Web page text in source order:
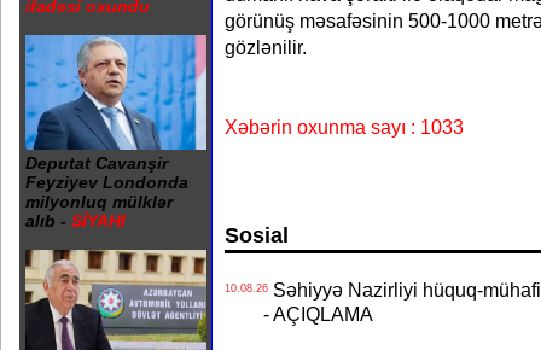
ifadəsi oxundu
Deputat Cavanşir
Feyziyev Londonda
milyonluq mülklər
alıb - SİYAHI
görünüş məsafəsinin 500-1000
gözlənilir.
Xəbərin oxunma sayı : 1033
Sosial
10.08.26Səhiyyə Nazirliyi hüquq-
- AÇIQLAMA